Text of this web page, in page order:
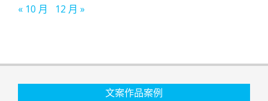
« 10 月 12 月 »
文案作品案例